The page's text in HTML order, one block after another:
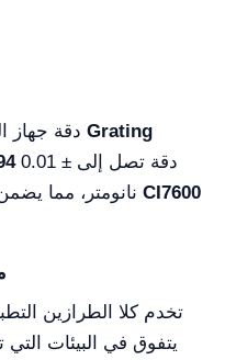
Grating
دقة تصل إلى ± 0.01
CI7600
تخدم كلا الطرازين